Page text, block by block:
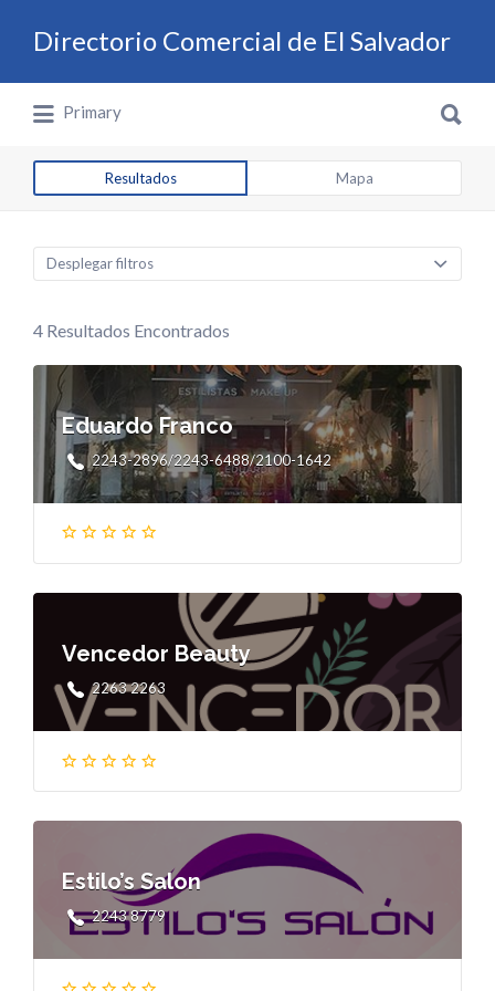
Directorio Comercial de El Salvador
Directorio Comercial de El Salvador
Primary
Resultados Mapa
Desplegar filtros
4 Resultados Encontrados
Eduardo Franco
2243-2896/2243-6488/2100-1642
Vencedor Beauty
2263 2263
Estilo’s Salon
2243 8779